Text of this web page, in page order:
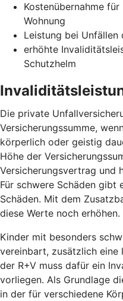
Kostenübernahme
Wohnung
Leistung bei Unfällen
erhöhte
Schutzhelm
Die private
Versicherungssumme,
körperlich oder geistig
Höhe der
Versicherungsvertrag und
Für schwere Schäden gibt
Schäden. Mit dem
diese Werte noch erhöhen.
Kinder mit besonders
vereinbart, zusätzlich eine
der R+V muss dafür ein
vorliegen. Als Grundlage
in der für verschiedene